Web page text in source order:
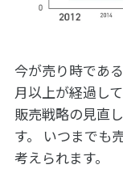
今が売り時であ
月以上が経過し
販売戦略の見直
す。 いつまでも
考えられます。